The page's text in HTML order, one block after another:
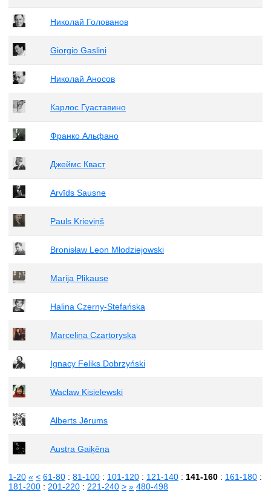
Николай Голованов
Giorgio Gaslini
Николай Аносов
Карлос Гуаставино
Франко Альфано
Джеймс Кваст
Arvīds Sausne
Pauls Krieviņš
Bronisław Leon Młodziejowski
Marija Plikause
Halina Czerny-Stefańska
Marcelina Czartoryska
Ignacy Feliks Dobrzyński
Wacław Kisielewski
Alberts Jērums
Austra Gaiķēna
1-20 « < 61-80 : 81-100 : 101-120 : 121-140 : 141-160 : 161-180 :
181-200 : 201-220 : 221-240 > » 480-498